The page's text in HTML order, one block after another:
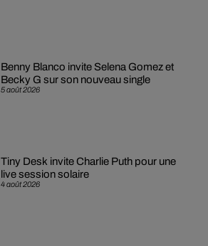
5 août 2026
Benny Blanco invite Selena Gomez et
Becky G sur son nouveau single
4 août 2026
Tiny Desk invite Charlie Puth pour une
live session solaire